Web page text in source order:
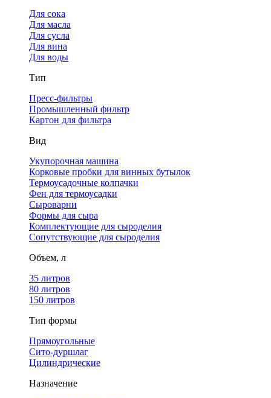
Для сока
Для масла
Для сусла
Для вина
Для воды
Тип
Пресс-фильтры
Промышленный фильтр
Картон для фильтра
Вид
Укупорочная машина
Корковые пробки для винных бутылок
Термоусадочные колпачки
Фен для термоусадки
Сыроварни
Формы для сыра
Комплектующие для сыроделия
Сопутствующие для сыроделия
Объем, л
35 литров
80 литров
150 литров
Тип формы
Прямоугольные
Сито-дуршлаг
Цилиндрические
Назначение